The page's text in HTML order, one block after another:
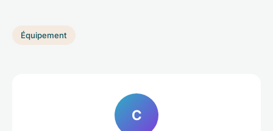
Équipement
C